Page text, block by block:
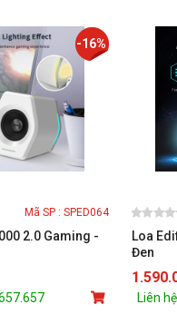
-16%
Mã SP : SPED064
2.0 Gaming -
Loa
Đen
Liên